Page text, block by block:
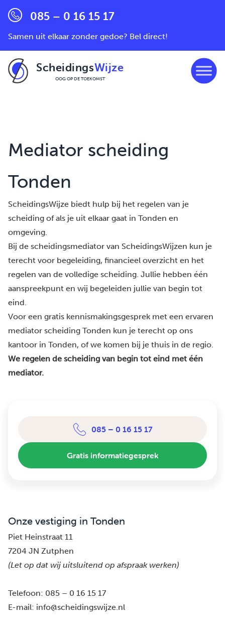
085 – 0 16 15 17
Samen uit elkaar zonder gedoe? Bel direct!
ScheidingsWijze
OOG OP DE TOEKOMST
Mediator scheiding
Tonden
ScheidingsWijze biedt hulp bij het regelen van je
scheiding of als je uit elkaar gaat in Tonden en
omgeving.
Bij de scheidingsmediator van ScheidingsWijzen kun je
terecht voor begeleiding, financieel overzicht en het
regelen van de volledige scheiding. Jullie hebben één
aanspreekpunt en wij begeleiden jullie van begin tot
eind.
Voor een gratis kennismakingsgesprek met een ervaren
mediator scheiding Tonden kun je terecht op ons
kantoor in Tonden, of we komen bij je thuis in de regio.
We regelen de scheiding van begin tot eind met één
mediator.
085 – 0 16 15 17
Gratis informatiegesprek
Onze vestiging in Tonden
Piet Heinstraat 11
7204 JN Zutphen
(Let op dat wij uitsluitend op afspraak werken)
Telefoon: 085 – 0 16 15 17
E-mail: info@scheidingswijze.nl